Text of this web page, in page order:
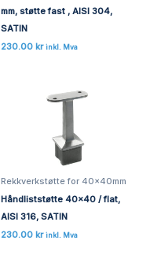
mm, støtte fast , AISI 304,
SATIN
230.00 kr inkl. Mva
Rekkverkstøtte for 40x40mm
Håndliststøtte 40×40 / flat,
AISI 316, SATIN
230.00 kr inkl. Mva